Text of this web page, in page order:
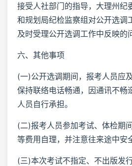
接受人社部门的指导，大理州纪
和规划局纪检监察组对公开选调
及时受理公开选调工作中反映的
六、其他事项
(一)公开选调期间，报考人员应
保持联络电话畅通，因通讯不畅
人员自行承担。
(二)报考人员参加考试、体检期
等费用自理，并注意往来途中安
(三)本次考试不指定、不出版发